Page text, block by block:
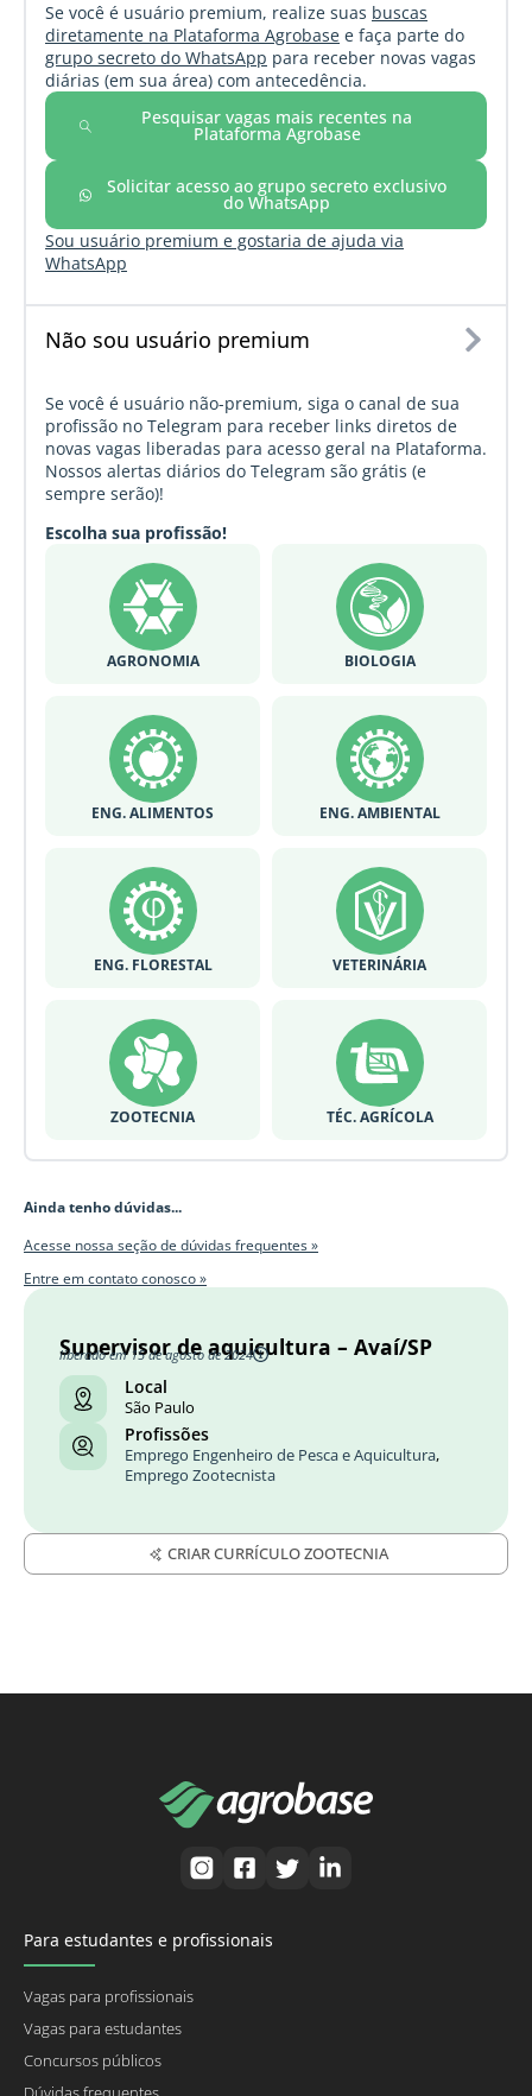
Se você é usuário premium, realize suas buscas
diretamente na Plataforma Agrobase e faça parte do
grupo secreto do WhatsApp para receber novas vagas
diárias (em sua área) com antecedência.
Pesquisar vagas mais recentes na
Plataforma Agrobase
Solicitar acesso ao grupo secreto exclusivo
do WhatsApp
Sou usuário premium e gostaria de ajuda via
WhatsApp
Não sou usuário premium
Se você é usuário não-premium, siga o canal de sua
profissão no Telegram para receber links diretos de
novas vagas liberadas para acesso geral na Plataforma.
Nossos alertas diários do Telegram são grátis (e
sempre serão)!
Escolha sua profissão!
AGRONOMIA BIOLOGIA
ENG. ALIMENTOS ENG. AMBIENTAL
ENG. FLORESTAL VETERINÁRIA
ZOOTECNIA TÉC. AGRÍCOLA
Ainda tenho dúvidas...
Acesse nossa seção de dúvidas frequentes »
Entre em contato conosco »
Supervisor de aquicultura – Avaí/SP
liberado em 15 de agosto de 2024
Local
São Paulo
Profissões
Emprego Engenheiro de Pesca e Aquicultura,
Emprego Zootecnista
CRIAR CURRÍCULO ZOOTECNIA
Para estudantes e profissionais
Vagas para profissionais
Vagas para estudantes
Concursos públicos